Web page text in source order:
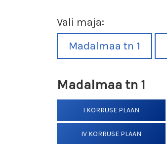
Vali maja:
Madalmaa tn 1
Madalmaa tn 1
I KORRUSE PLAAN
IV KORRUSE PLAAN